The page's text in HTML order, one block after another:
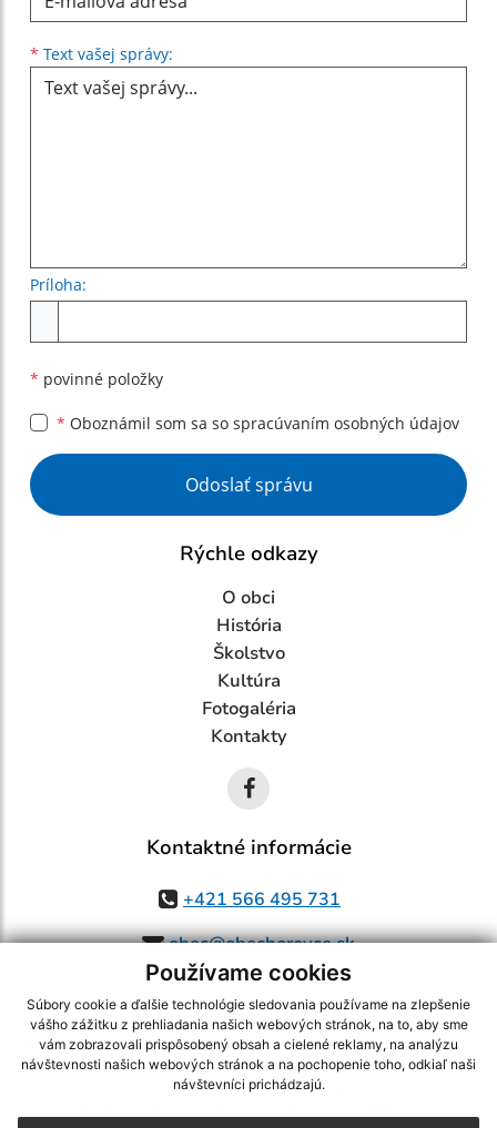
Používame cookies
Súbory cookie a ďalšie technológie sledovania používame na zlepšenie
vášho zážitku z prehliadania našich webových stránok, na to, aby sme
vám zobrazovali prispôsobený obsah a cielené reklamy, na analýzu
návštevnosti našich webových stránok a na pochopenie toho, odkiaľ naši
návštevníci prichádzajú.
* Text vašej správy:
Príloha:
* povinné položky
* Oboznámil som sa so spracúvaním osobných údajov
Google reCaptcha Response
Odoslať správu
Rýchle odkazy
O obci
História
Školstvo
Kultúra
Fotogaléria
Kontakty
Kontaktné informácie
+421 566 495 731
obec@obechorovce.sk
využite možnosť získavania aktuálnych informácií s využitím RSS
CMS systém (redakčný) systém ECHELON 2,Mapa stránok,web portál
webex.digital, s.r.o.,domény,registrácia domény